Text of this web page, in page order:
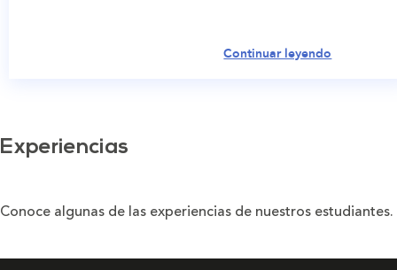
Continuar leyendo
Experiencias
Conoce algunas de las experiencias de nuestros estudiantes.